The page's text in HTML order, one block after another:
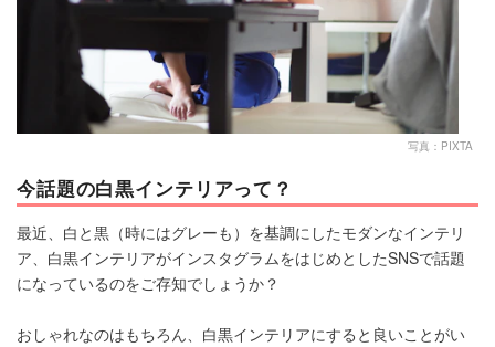
写真：PIXTA
今話題の白黒インテリアって？
最近、白と黒（時にはグレーも）を基調にしたモダンなインテリ
ア、白黒インテリアがインスタグラムをはじめとしたSNSで話題
になっているのをご存知でしょうか？
おしゃれなのはもちろん、白黒インテリアにすると良いことがい